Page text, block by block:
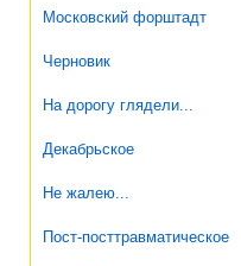
Московский форштадт
Черновик
На дорогу глядели...
Декабрьское
Не жалею...
Пост-посттравматическое